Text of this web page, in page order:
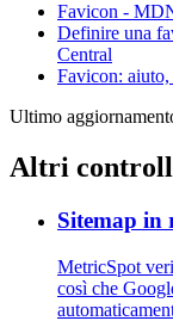
Favicon -
Definire una
Central
Favicon: aiuto,
Ultimo
Altri
Sitemap in
MetricSpot
così che